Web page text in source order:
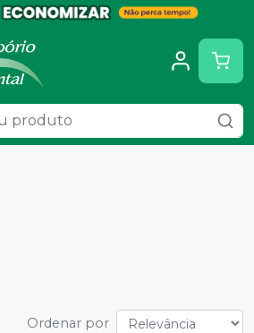
Ordenar por